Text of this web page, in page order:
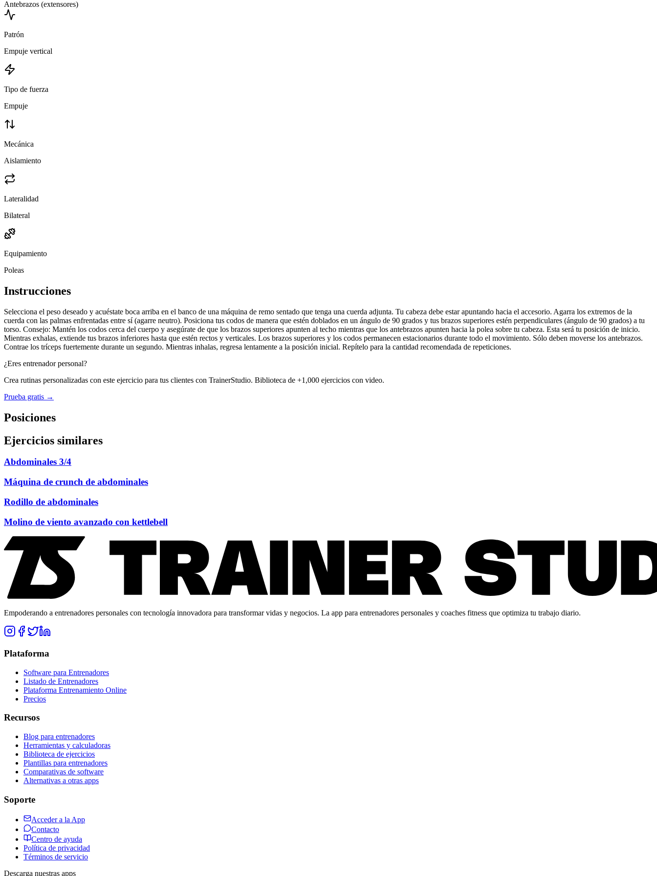
Antebrazos (extensores)
Patrón
Empuje vertical
Tipo de fuerza
Empuje
Mecánica
Aislamiento
Lateralidad
Bilateral
Equipamiento
Poleas
Instrucciones
Selecciona el peso deseado y acuéstate boca arriba en el banco de una máquina de remo sentado que tenga una cuerda adjunta. Tu cabeza debe estar apuntando hacia el accesorio. Agarra los extremos de la
cuerda con las palmas enfrentadas entre sí (agarre neutro). Posiciona tus codos de manera que estén doblados en un ángulo de 90 grados y tus brazos superiores estén perpendiculares (ángulo de 90 grados) a tu
torso. Consejo: Mantén los codos cerca del cuerpo y asegúrate de que los brazos superiores apunten al techo mientras que los antebrazos apunten hacia la polea sobre tu cabeza. Esta será tu posición de inicio.
Mientras exhalas, extiende tus brazos inferiores hasta que estén rectos y verticales. Los brazos superiores y los codos permanecen estacionarios durante todo el movimiento. Sólo deben moverse los antebrazos.
Contrae los tríceps fuertemente durante un segundo. Mientras inhalas, regresa lentamente a la posición inicial. Repítelo para la cantidad recomendada de repeticiones.
¿Eres entrenador personal?
Crea rutinas personalizadas con este ejercicio para tus clientes con TrainerStudio. Biblioteca de +1,000 ejercicios con video.
Prueba gratis →
Posiciones
Ejercicios similares
Abdominales 3/4
Máquina de crunch de abdominales
Rodillo de abdominales
Molino de viento avanzado con kettlebell
Empoderando a entrenadores personales con tecnología innovadora para transformar vidas y negocios. La app para entrenadores personales y coaches fitness que optimiza tu trabajo diario.
Plataforma
Software para Entrenadores
Listado de Entrenadores
Plataforma Entrenamiento Online
Precios
Recursos
Blog para entrenadores
Herramientas y calculadoras
Biblioteca de ejercicios
Plantillas para entrenadores
Comparativas de software
Alternativas a otras apps
Soporte
Acceder a la App
Contacto
Centro de ayuda
Política de privacidad
Términos de servicio
Descarga nuestras apps